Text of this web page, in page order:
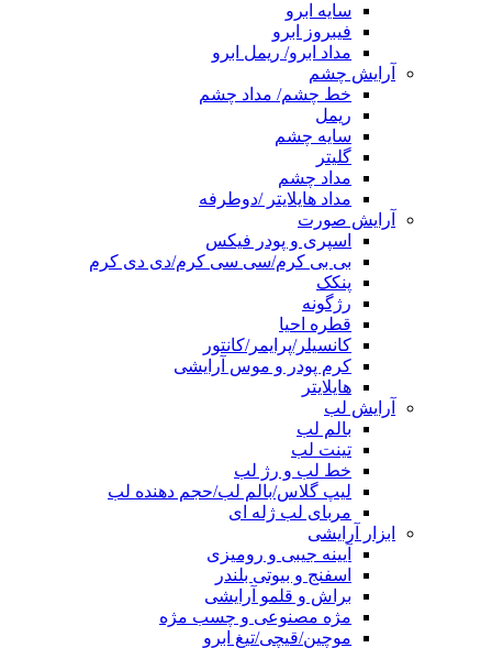
سایه ابرو
فیبروز ابرو
مداد ابرو/ ریمل ابرو
آرایش چشم
خط چشم/ مداد چشم
ریمل
سایه چشم
گلیتر
مداد چشم
مداد هایلایتر /دوطرفه
آرایش صورت
اسپری و پودر فیکس
بی بی کرم/سی سی کرم/دی دی کرم
پنکک
رژگونه
قطره احیا
کانسیلر/پرایمر/کانتور
کرم پودر و موس آرایشی
هایلایتر
آرایش لب
بالم لب
تینت لب
خط لب و رژ لب
لیپ گلاس/بالم لب/حجم دهنده لب
مربای لب ژله ای
ابزار آرایشی
آیینه جیبی و رومیزی
اسفنج و بیوتی بلندر
براش و قلمو آرایشی
مژه مصنوعی و چسب مژه
موچین/قیچی/تیغ ابرو